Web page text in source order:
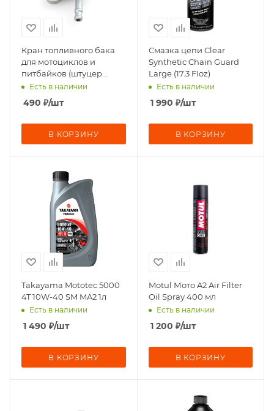
Кран топливного бака
для мотоциклов и
питбайков (штуцер
180°)Rockot-Motors
Есть в наличии
490 ₽/шт
В КОРЗИНУ
Смазка цепи Clear
Synthetic Chain Guard
Large (17.3 FIoz)
Есть в наличии
1 990 ₽/шт
В КОРЗИНУ
Takayama Mototec 5000
4T 10W-40 SM MA2 1л
Есть в наличии
1 490 ₽/шт
В КОРЗИНУ
Motul Мото A2 Air Filter
Oil Spray 400 мл
Есть в наличии
1 200 ₽/шт
В КОРЗИНУ